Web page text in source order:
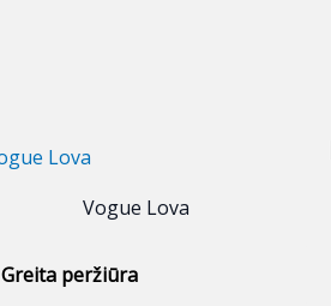
Vogue Lova
Greita peržiūra